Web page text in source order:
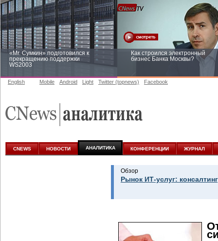
«Mr. Сумкин» подготовился к
прекращению поддержки
WS2003
Как строился электронный
бизнес Банка Москвы?
аналитике
English Mobile Android Light Twitter (topnews) Facebook
CNEWS НОВОСТИ АНАЛИТИКА КОНФЕРЕНЦИИ ЖУРНАЛ
Обзор
Рынок ИТ-услуг: